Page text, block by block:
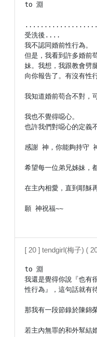
to 淵
受洗後....
我不認同婚前性行為。
但是，我看到許多婚前
妹。我想，我跟教會劈
向你報告了。有沒有性
我知道婚前苟合不對，
我也不覺得噁心。
也許我們對噁心的定義
感謝 神，你能夠持守
希望每一位弟兄姊妹，
在主內相愛，直到耶穌
願 神祝福~~
[ 20 ] tendgirl(梅子) (
to 淵
我還是覺得你說『也有
性行為』，這句話就有
那我有一段節錄於陳錦
若主內無罪的和外幫結